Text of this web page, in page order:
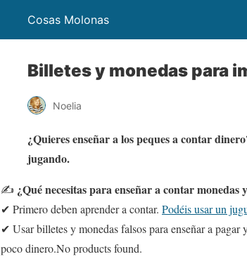
Cosas Molonas
Billetes y monedas para
Noelia
¿Quieres enseñar a los peques a contar
jugando.
✍ ¿Qué necesitas para enseñar a contar monedas
✔ Primero deben aprender a contar. Podéis usar un
✔ Usar billetes y monedas falsos para enseñar a
poco dinero.No products found.